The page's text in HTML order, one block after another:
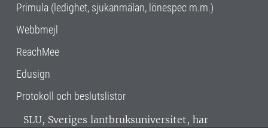
Primula (ledighet, sjukanmälan, lönespec m.m.)
Webbmejl
ReachMee
Edusign
Protokoll och beslutslistor
SLU, Sveriges lantbruksuniversitet, har